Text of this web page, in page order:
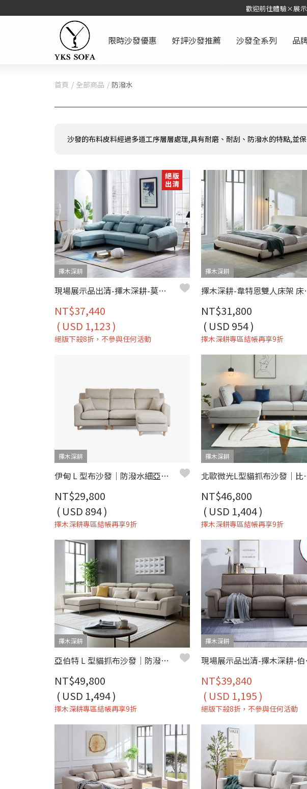
歡迎前往體驗×展
限時沙發優惠 好評沙發推薦 沙發全系列 品
首頁 全部商品 防潑水
沙發的布料皮料經過多道工序層層處理,具有耐磨、耐刮、防潑水的特點,並
擇木深耕
現場展示品出清-擇木深耕-莫利L型貓抓布沙發(左型)
NT$37,440
( USD 1,123 )
絕版下殺8折，不參與任何活動
擇木深耕
擇木深
NT$31,800
( USD 954 )
擇木深耕專區結帳再享9折
擇木深耕
伊甸 L 型布沙發｜防潑水細亞麻布 × 移動式腳椅 × 多種擺放方式 – 擇木深耕
NT$29,800
( USD 894 )
擇木深耕專區結帳再享9折
擇木深耕
北歐微光L型貓抓布
NT$46,800
( USD 1,404 )
擇木深耕專區結帳再享9折
擇木深耕
亞伯特 L 型貓抓布沙發｜防潑水貓抓布 × 移動式腳椅 × 獨立筒坐墊 – 擇木深耕
NT$49,800
( USD 1,494 )
擇木深耕專區結帳再享9折
擇木深耕
現場
NT$39,840
( USD 1,195 )
絕版下殺8折，不參與任何活動